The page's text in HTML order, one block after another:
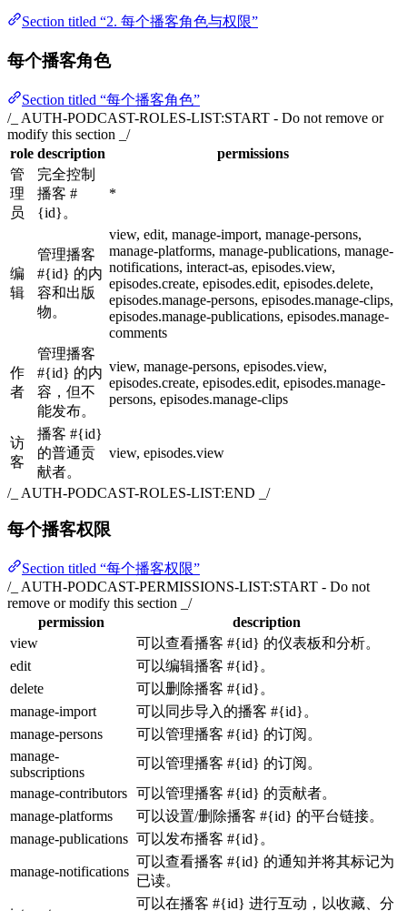
Section titled “2. 每个播客角色与权限”
每个播客角色
Section titled “每个播客角色”
/_ AUTH-PODCAST-ROLES-LIST:START - Do not remove or
modify this section _/
role description
permissions
管
理
员
完全控制
播客 #
{id}。
*
编
辑
管理播客
#{id} 的内
容和出版
物。
view, edit, manage-import, manage-persons,
manage-platforms, manage-publications, manage-
notifications, interact-as, episodes.view,
episodes.create, episodes.edit, episodes.delete,
episodes.manage-persons, episodes.manage-clips,
episodes.manage-publications, episodes.manage-
comments
作
者
管理播客
#{id} 的内
容，但不
能发布。
view, manage-persons, episodes.view,
episodes.create, episodes.edit, episodes.manage-
persons, episodes.manage-clips
访
客
播客 #{id}
的普通贡
献者。
view, episodes.view
/_ AUTH-PODCAST-ROLES-LIST:END _/
每个播客权限
Section titled “每个播客权限”
/_ AUTH-PODCAST-PERMISSIONS-LIST:START - Do not
remove or modify this section _/
permission
description
view
可以查看播客 #{id} 的仪表板和分析。
edit
可以编辑播客 #{id}。
delete
可以删除播客 #{id}。
manage-import
可以同步导入的播客 #{id}。
manage-persons
可以管理播客 #{id} 的订阅。
manage-
subscriptions
可以管理播客 #{id} 的订阅。
manage-contributors 可以管理播客 #{id} 的贡献者。
manage-platforms
可以设置/删除播客 #{id} 的平台链接。
manage-publications 可以发布播客 #{id}。
manage-notifications
可以查看播客 #{id} 的通知并将其标记为
已读。
可以在播客 #{id} 进行互动，以收藏、分